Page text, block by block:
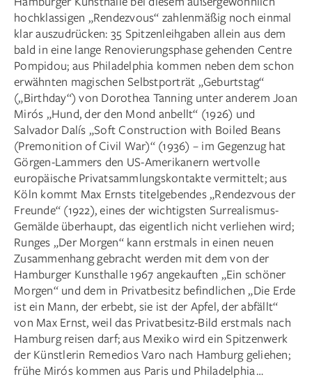
hochklassigen „Rendezvous“ zahlenmäßig noch einmal
klar auszudrücken: 35 Spitzenleihgaben allein aus dem
bald in eine lange Renovierungsphase gehenden Centre
Pompidou; aus Philadelphia kommen neben dem schon
erwähnten magischen Selbstporträt „Geburtstag“
(„Birthday“) von Dorothea Tanning unter anderem Joan
Mirós „Hund, der den Mond anbellt“ (1926) und
Salvador Dalís „Soft Construction with Boiled Beans
(Premonition of Civil War)“ (1936) – im Gegenzug hat
Görgen-Lammers den US-Amerikanern wertvolle
europäische Privatsammlungskontakte vermittelt; aus
Köln kommt Max Ernsts titelgebendes „Rendezvous der
Freunde“ (1922), eines der wichtigsten Surrealismus-
Gemälde überhaupt, das eigentlich nicht verliehen wird;
Runges „Der Morgen“ kann erstmals in einen neuen
Zusammenhang gebracht werden mit dem von der
Hamburger Kunsthalle 1967 angekauften „Ein schöner
Morgen“ und dem in Privatbesitz befindlichen „Die Erde
ist ein Mann, der erbebt, sie ist der Apfel, der abfällt“
von Max Ernst, weil das Privatbesitz-Bild erstmals nach
Hamburg reisen darf; aus Mexiko wird ein Spitzenwerk
der Künstlerin Remedios Varo nach Hamburg geliehen;
frühe Mirós kommen aus Paris und Philadelphia …